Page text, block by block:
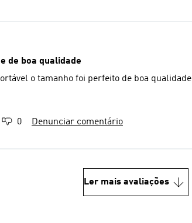
de boa qualidade
muito bonito e confortável o tamanho foi perfeito de boa qualidade
0 Denunciar comentário
Ler mais avaliações